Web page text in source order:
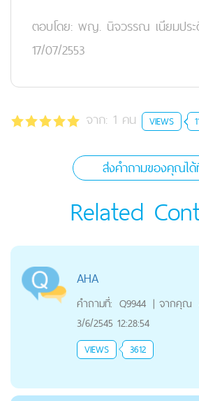
ตอบโดย: พญ. นิจวรรณ เนียมปร
17/07/2553
จาก: 1 คน VIEWS
ส่งคำถามของคุณไ
Related
AHA
คำถามที่: Q9944 | จากคุณ
3/6/2545 12:28:54
VIEWS 3612